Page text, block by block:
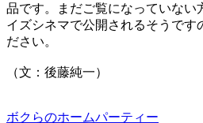
品です。まだご覧になっていない
イズシネマで公開されるそうです
ださい。
（文：後藤純一）
ボクらのホームパーティー